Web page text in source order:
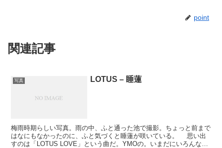
point
関連記事
写真 LOTUS – 睡蓮
梅雨時期らしい写真。雨の中、ふと通った池で撮影。ちょっと前まで
はなにもなかったのに、ふと気づくと睡蓮が咲いている。 思い出
すのは「LOTUS LOVE」という曲だ。YMOの。いまだにいろんな意